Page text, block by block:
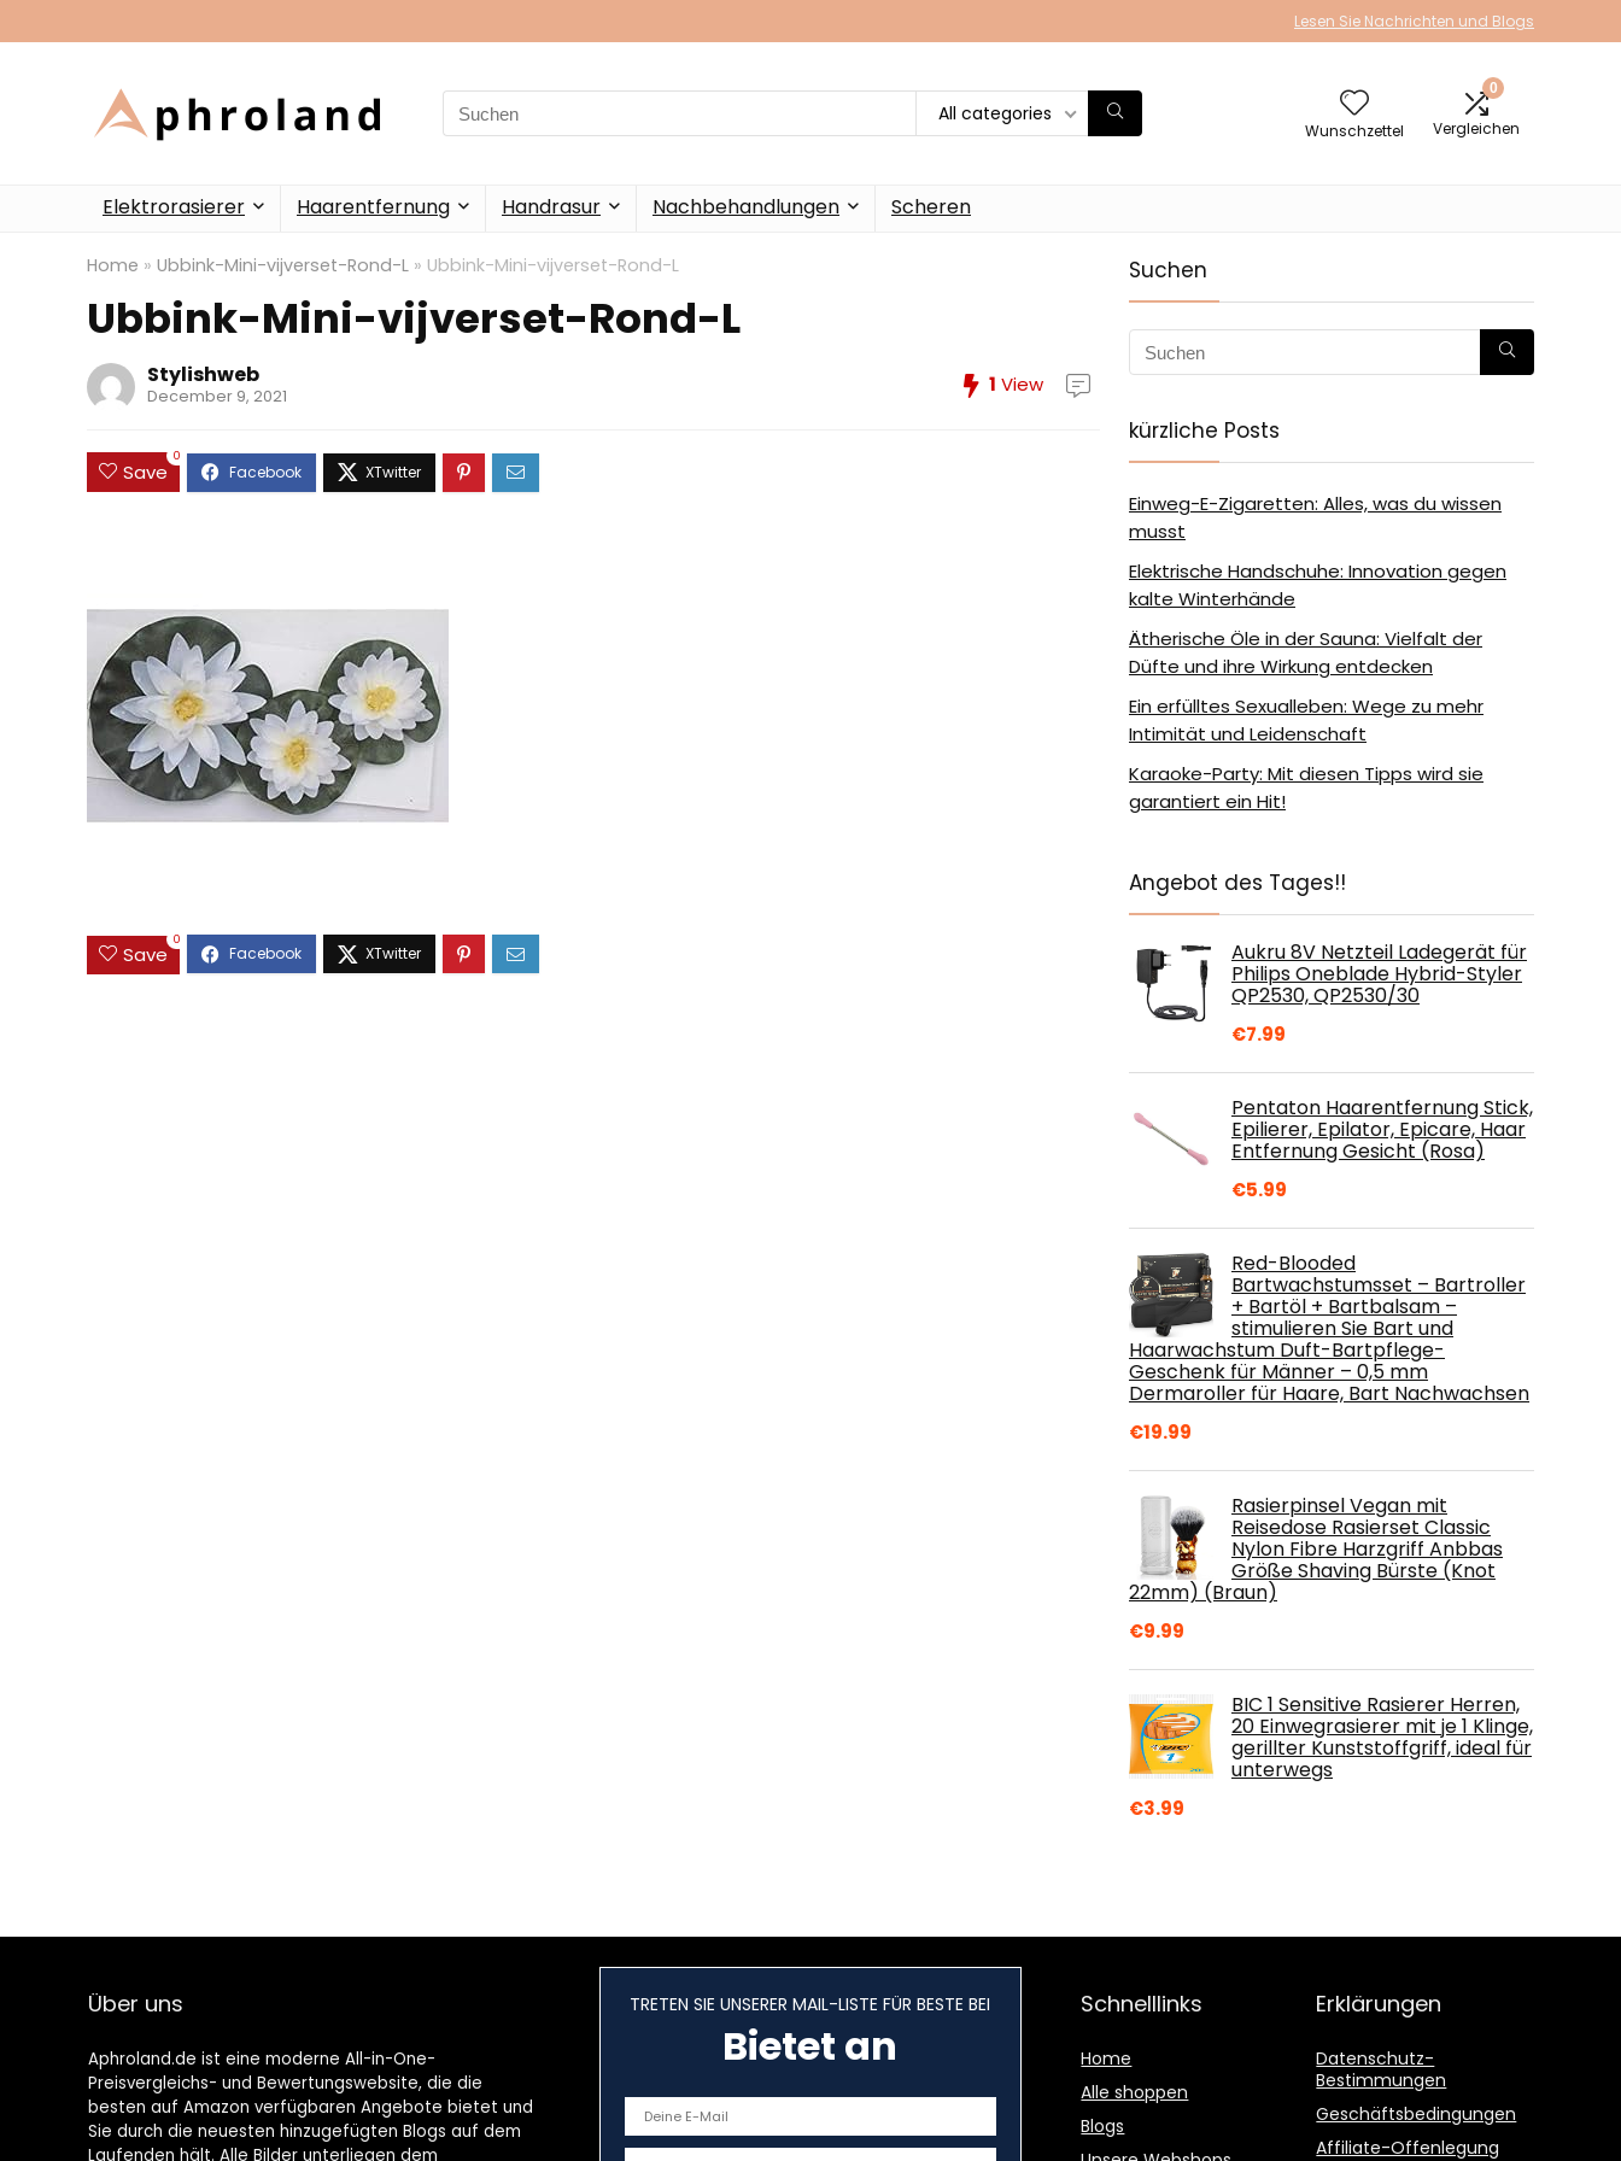
Lesen Sie Nachrichten und Blogs
Search
for:
All categories
Wunschzettel
0
Vergleichen
Elektrorasierer Haarentfernung Handrasur Nachbehandlungen Scheren
Home » Ubbink-Mini-vijverset-Rond-L » Ubbink-Mini-vijverset-Rond-L
Ubbink-Mini-vijverset-Rond-L
Stylishweb
December 9, 2021 1 View
Save
0
Save
0
Suchen
kürzliche Posts
Einweg-E-Zigaretten: Alles, was du wissen
musst
Elektrische Handschuhe: Innovation gegen
kalte Winterhände
Ätherische Öle in der Sauna: Vielfalt der
Düfte und ihre Wirkung entdecken
Ein erfülltes Sexualleben: Wege zu mehr
Intimität und Leidenschaft
Karaoke-Party: Mit diesen Tipps wird sie
garantiert ein Hit!
Angebot des Tages!!
Aukru 8V Netzteil Ladegerät für
Philips Oneblade Hybrid-Styler
QP2530, QP2530/30
€7.99
Pentaton Haarentfernung Stick,
Epilierer, Epilator, Epicare, Haar
Entfernung Gesicht (Rosa)
€5.99
Red-Blooded
Bartwachstumsset – Bartroller
+ Bartöl + Bartbalsam –
stimulieren Sie Bart und
Haarwachstum Duft-Bartpflege-
Geschenk für Männer – 0,5 mm
Dermaroller für Haare, Bart Nachwachsen
€19.99
Rasierpinsel Vegan mit
Reisedose Rasierset Classic
Nylon Fibre Harzgriff Anbbas
Größe Shaving Bürste (Knot
22mm) (Braun)
€9.99
BIC 1 Sensitive Rasierer Herren,
20 Einwegrasierer mit je 1 Klinge,
gerillter Kunststoffgriff, ideal für
unterwegs
€3.99
Über uns
Aphroland.de ist eine moderne All-in-One-
Preisvergleichs- und Bewertungswebsite, die die
besten auf Amazon verfügbaren Angebote bietet und
Sie durch die neuesten hinzugefügten Blogs auf dem
Laufenden hält. Alle Bilder unterliegen dem
TRETEN SIE UNSERER MAIL-LISTE FÜR BESTE BEI
Bietet an
Schnelllinks
Home
Alle shoppen
Blogs
Erklärungen
Datenschutz-
Bestimmungen
Geschäftsbedingungen
Affiliate-Offenlegung